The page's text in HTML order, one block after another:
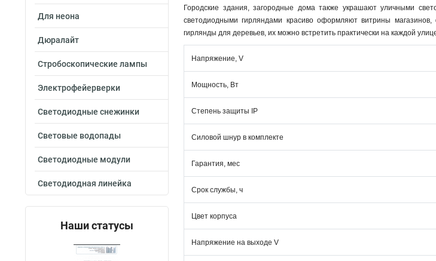
Для неона
Дюралайт
Стробоскопические лампы
Электрофейерверки
Светодиодные снежинки
Световые водопады
Светодиодные модули
Светодиодная линейка
Наши статусы
Городские здания, загородные дома также украшают уличными
светодиодными гирляндами красиво оформляют витрины
гирлянды для деревьев, их можно встретить практически на каждой
Напряжение, V
Мощность, Вт
Степень защиты IP
Силовой шнур в комплекте
Гарантия, мес
Срок службы, ч
Цвет корпуса
Напряжение на выходе V